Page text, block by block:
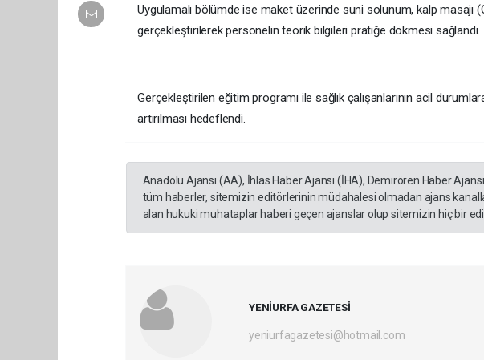
Uygulamalı bölümde ise maket üzerinde suni solunum, kalp masajı
gerçekleştirilerek personelin teorik bilgileri pratiğe dökmesi sağlandı.
Gerçekleştirilen eğitim programı ile sağlık çalışanlarının acil
artırılması hedeflendi.
Anadolu Ajansı (AA), İhlas Haber Ajansı (İHA), Demirören Haber
tüm haberler, sitemizin editörlerinin müdahalesi olmadan ajans
alan hukuki muhataplar haberi geçen ajanslar olup sitemizin hiç bir
YENİURFA GAZETESİ
yeniurfagazetesi@hotmail.com